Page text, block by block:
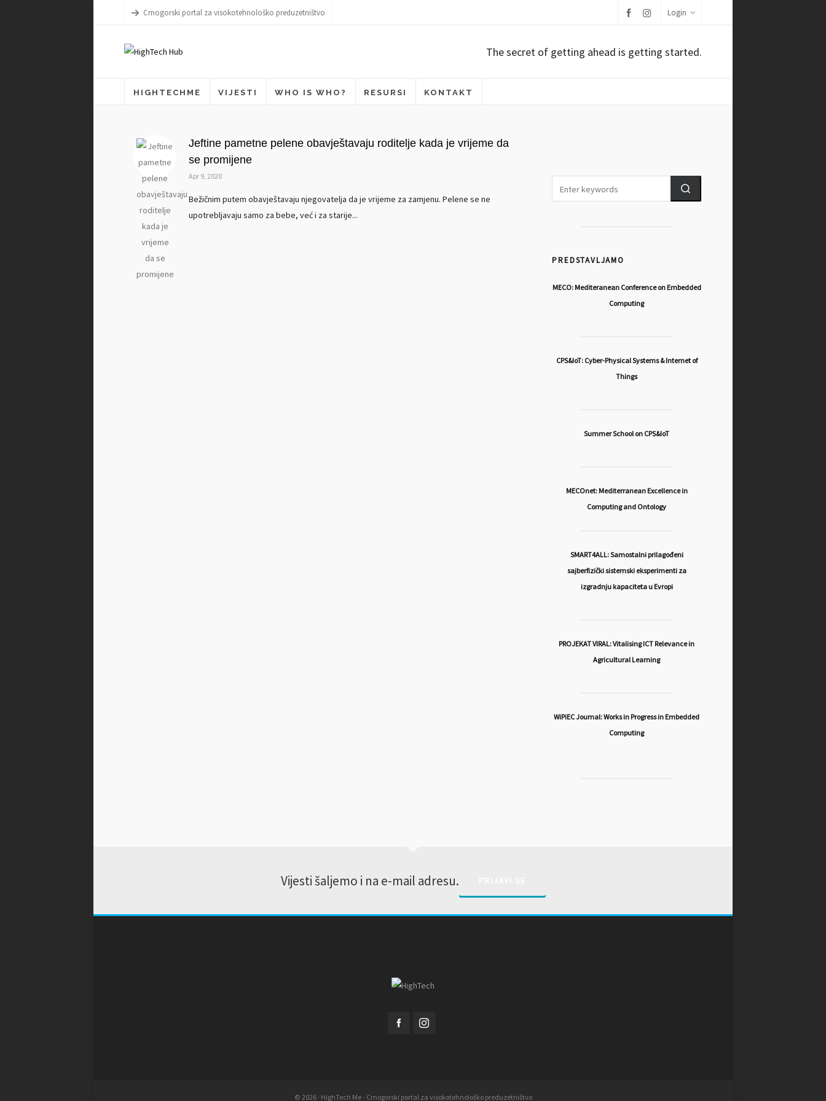
Crnogorski portal za visokotehnološko preduzetništvo Login
The secret of getting ahead is getting started.
HIGHTECHME VIJESTI WHO IS WHO? RESURSI KONTAKT
Jeftine pametne pelene obavještavaju roditelje kada je vrijeme da
se promijene
Apr 9, 2020
Bežičnim putem obavještavaju njegovatelja da je vrijeme za zamjenu. Pelene se ne
upotrebljavaju samo za bebe, već i za starije...
PREDSTAVLJAMO
MECO: Mediteranean Conference on Embedded
Computing
CPS&IoT: Cyber-Physical Systems & Internet of
Things
Summer School on CPS&IoT
MECOnet: Mediterranean Excellence in
Computing and Ontology
SMART4ALL: Samostalni prilagođeni
sajberfizički sistemski eksperimenti za
izgradnju kapaciteta u Evropi
PROJEKAT VIRAL: Vitalising ICT Relevance in
Agricultural Learning
WiPiEC Journal: Works in Progress in Embedded
Computing
Vijesti šaljemo i na e-mail adresu.
© 2026 · HighTech Me - Crnogorski portal za visokotehnološko preduzetništvo